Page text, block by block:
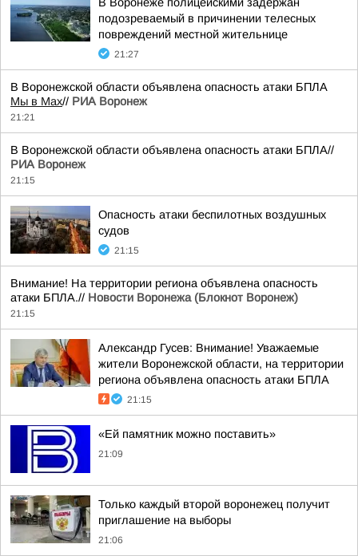
подозреваемый в причинении телесных
повреждений местной жительнице
21:27
В Воронежской области объявлена опасность атаки БПЛА
Мы в Мах// РИА Воронеж
21:21
В Воронежской области объявлена опасность атаки БПЛА//
РИА Воронеж
21:15
Опасность атаки беспилотных воздушных
судов
21:15
Внимание! На территории региона объявлена опасность
атаки БПЛА.// Новости Воронежа (Блокнот Воронеж)
21:15
Александр Гусев: Внимание! Уважаемые
жители Воронежской области, на территории
региона объявлена опасность атаки БПЛА
21:15
«Ей памятник можно поставить»
21:09
Только каждый второй воронежец получит
приглашение на выборы
21:06